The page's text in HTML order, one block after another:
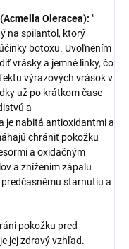
Oleracea): "
na spilantol, ktorý
botoxu. Uvoľnením
vrásky a jemné linky, čo
výrazových vrások v
už po krátkom čase
a
je nabitá antioxidantmi a
chrániť pokožku
a oxidačným
a znížením zápalu
starnutiu a
pokožku pred
jej zdravý vzhľad.